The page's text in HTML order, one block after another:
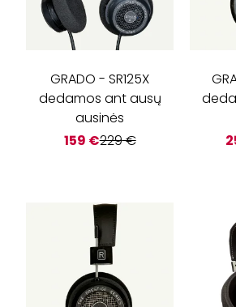
GRADO -SR125X
dedamos ant ausų
ausinės
159 €229€